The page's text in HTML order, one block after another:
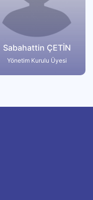
Sabahattin ÇETİN
Yönetim Kurulu Üyesi